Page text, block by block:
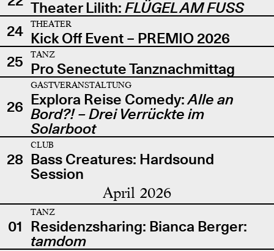
Theater Lilith: FLÜGEL AM FUSS
24
THEATER
Kick Off Event – PREMIO 2026
25
TANZ
Pro Senectute Tanznachmittag
26
GASTVERANSTALTUNG
Explora Reise Comedy:Alle an
Bord?! – Drei Verrückte im
Solarboot
28
CLUB
Bass Creatures: Hardsound
Session
April 2026
01
TANZ
Residenzsharing: Bianca Berger:
tamdom